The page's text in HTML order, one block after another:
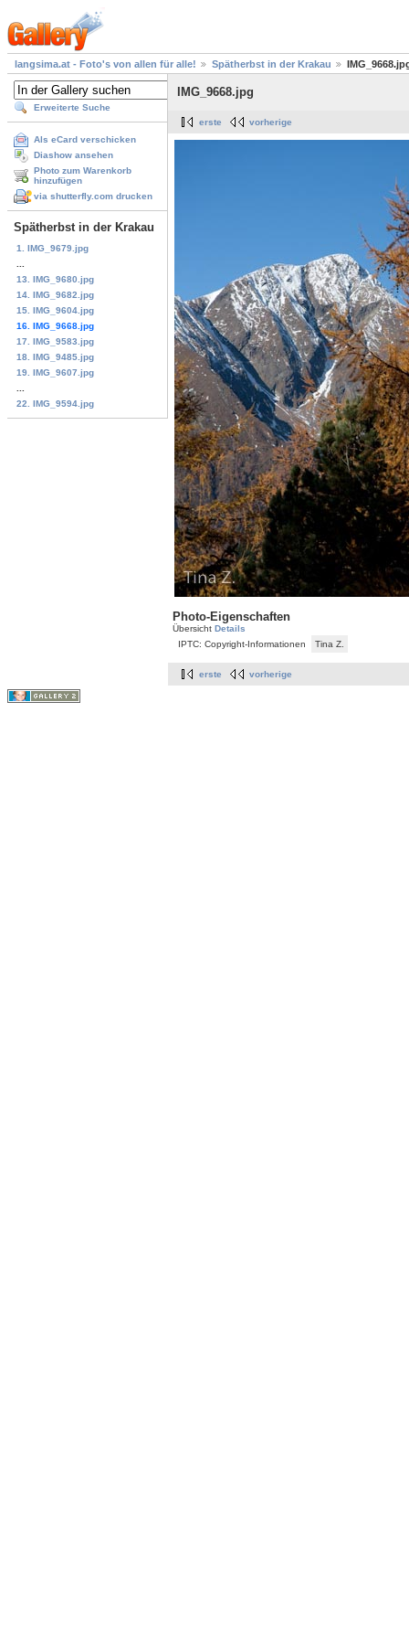
langsima.at - Foto's von allen für alle! Spätherbst in der Krakau
Erweiterte Suche
Als eCard verschicken
Diashow ansehen
Photo zum Warenkorb
hinzufügen
via shutterfly.com drucken
Spätherbst in der Krakau
1. IMG_9679.jpg
13. IMG_9680.jpg
14. IMG_9682.jpg
15. IMG_9604.jpg
16. IMG_9668.jpg
17. IMG_9583.jpg
18. IMG_9485.jpg
19. IMG_9607.jpg
22. IMG_9594.jpg
IMG_9668.jpg
erste vorherige
Photo-Eigenschaften
Übersicht Details
IPTC: Copyright-Informationen
Tina Z.
erste vorherige